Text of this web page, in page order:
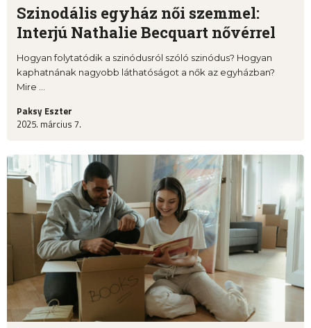
Szinodális egyház női szemmel:
Interjú Nathalie Becquart nővérrel
Hogyan folytatódik a szinódusról szóló szinódus? Hogyan
kaphatnának nagyobb láthatóságot a nők az egyházban?
Mire ...
Paksy Eszter
2025. március 7.